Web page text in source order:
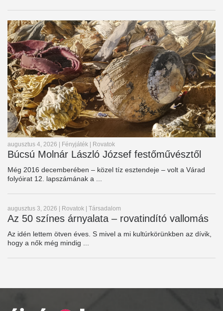
augusztus 4, 2026 Fényjáték Rovatok
Búcsú Molnár László József festőművésztől
Még 2016 decemberében – közel tíz esztendeje – volt a Várad
folyóirat 12. lapszámának a ...
augusztus 3, 2026 Rovatok Társadalom
Az 50 színes árnyalata – rovatindító vallomás
Az idén lettem ötven éves. S mivel a mi kultúrkörünkben az dívik,
hogy a nők még mindig ...